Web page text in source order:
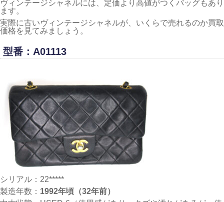
ヴィンテージシャネルには、定価より高値がつくバッグもあり
ます。
実際に古いヴィンテージシャネルが、いくらで売れるのか買取
価格を見てみましょう。
型番：A01113
シリアル：22*****
製造年数： 1992年頃（32年前）